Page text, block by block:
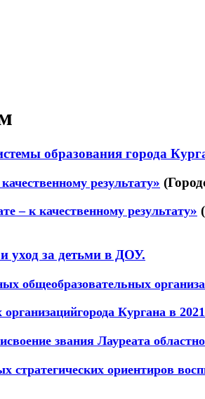
образования города
результату»
– к качественному результату»
уход за детьми в ДОУ.
общеобразовательных
Кургана в
звания Лауреата
ориентиров